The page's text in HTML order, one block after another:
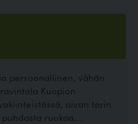
persoonallinen, vähän
Kuopion
aivan torin
ruokaa,...